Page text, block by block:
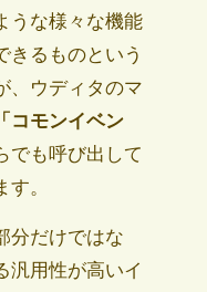
うな様々な機能
きるものという
、ウディタのマ
「コモンイベン
でも呼び出して
。
分だけではな
汎用性が高いイ